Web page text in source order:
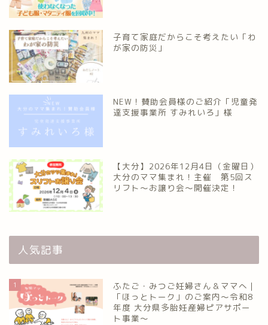
子育て家庭だからこそ考えたい「わ
が家の防災」
NEW！賛助会員様のご紹介「児童発
達支援事業所 すみれいろ」様
【大分】2026年12月4日（金曜日）
大分のママ集まれ！主催 第5回ス
リフト〜お譲り会〜開催決定！
人気記事
1
ふたご・みつご妊婦さん＆ママへ｜
「ほっとトーク」のご案内～令和8
年度 大分県多胎妊産婦ピアサポー
ト事業～